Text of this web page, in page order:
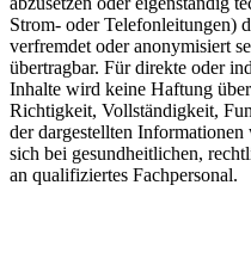
Strom- oder Telefonleitungen)
verfremdet oder anonymisiert
übertragbar. Für direkte oder
Inhalte wird keine Haftung
Richtigkeit, Vollständigkeit,
der dargestellten
sich bei gesundheitlichen,
an qualifiziertes Fachpersonal.